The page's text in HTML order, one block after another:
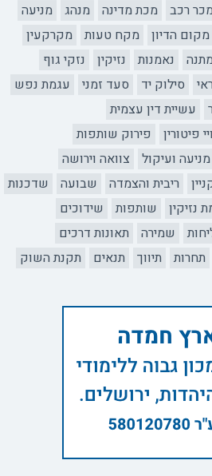
רכב מכת מדינה מנהג
מניעה
מקום הדיון מקח טעות
מקרקעין
נאמנות נזיקין
נזקי גוף
סילוק יד סעד זמני
עגמת נפש
עשיית דין עצמית
פיטורין
פירוק שותפות
ועיקול
צוואה וירושה
ריבית והצמדה שבועה
שדכנות
נזיקין שותפות
שידוכים
שמירה
תאונות דרכים
תחרות תיווך תנאים
תקנת השוק